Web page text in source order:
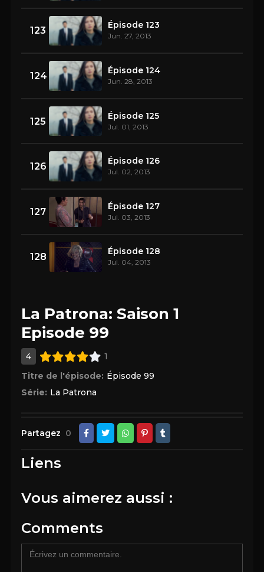
123 Épisode 123
Jun. 27, 2013
124 Épisode 124
Jun. 28, 2013
125 Épisode 125
Jul. 01, 2013
126 Épisode 126
Jul. 02, 2013
127 Épisode 127
Jul. 03, 2013
128 Épisode 128
Jul. 04, 2013
La Patrona: Saison 1
Episode 99
4
1
Titre de l'épisode: Épisode 99
Série: La Patrona
Partagez 0
Liens
Vous aimerez aussi :
Comments